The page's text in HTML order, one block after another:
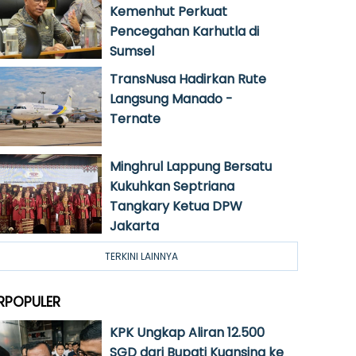
Kemenhut Perkuat
Pencegahan Karhutla di
Sumsel
TransNusa Hadirkan Rute
Langsung Manado -
Ternate
Minghrul Lappung Bersatu
Kukuhkan Septriana
Tangkary Ketua DPW
Jakarta
TERKINI LAINNYA
KPK Ungkap Aliran 12.500